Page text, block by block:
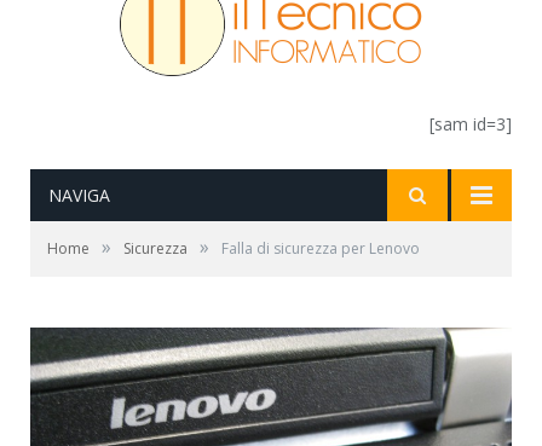
[sam id=3]
NAVIGA
Home » Sicurezza » Falla di sicurezza per Lenovo